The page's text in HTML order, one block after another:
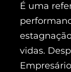
É uma
vidas.